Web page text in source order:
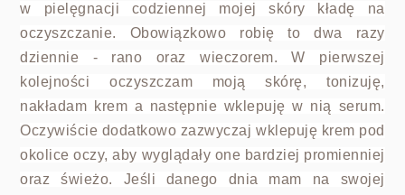
w pielęgnacji codziennej mojej skóry kładę na
oczyszczanie. Obowiązkowo robię to dwa razy
dziennie - rano oraz wieczorem. W pierwszej
kolejności oczyszczam moją skórę, tonizuję,
nakładam krem a następnie wklepuję w nią serum.
Oczywiście dodatkowo zazwyczaj wklepuję krem pod
okolice oczy, aby wyglądały one bardziej promienniej
oraz świeżo. Jeśli danego dnia mam na swojej